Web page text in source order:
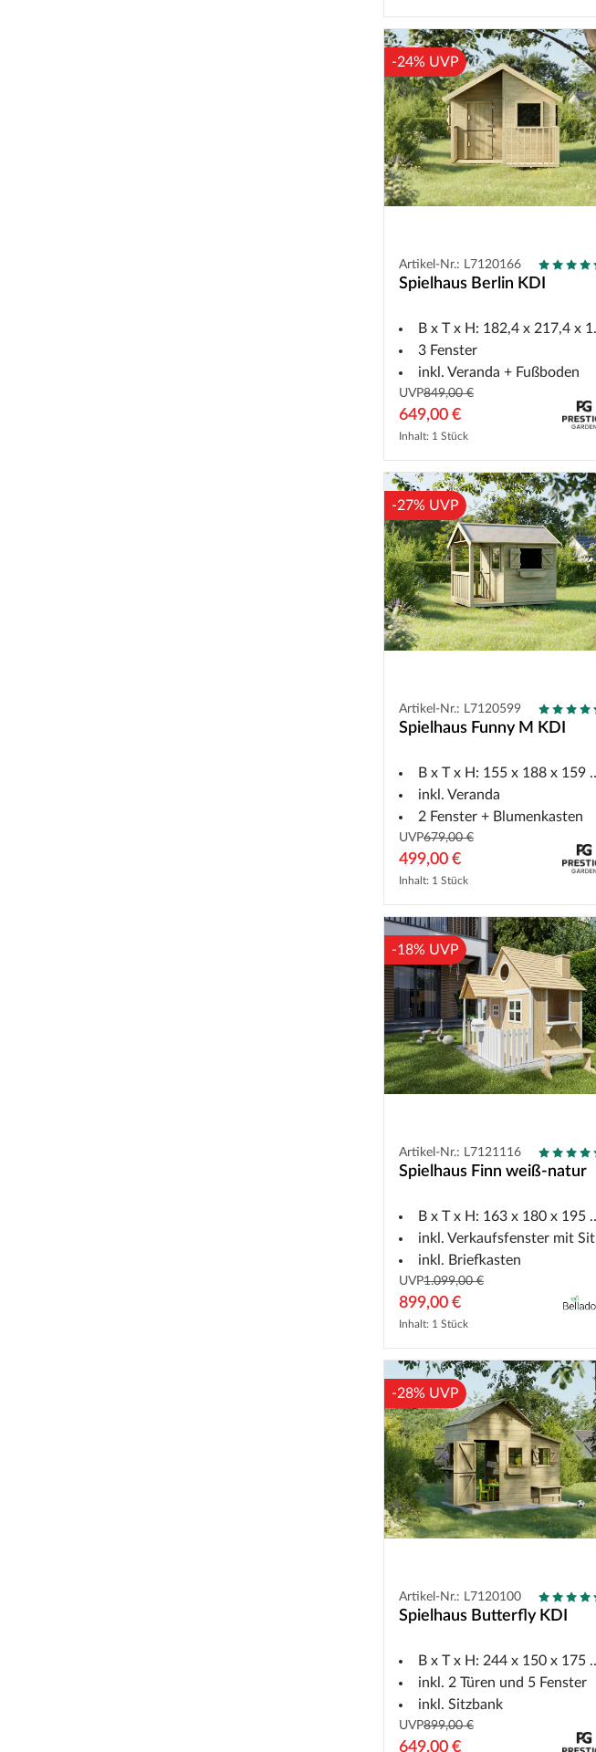
-24% UVP
Artikel-Nr.: L7120166
Spielhaus Berlin KDI
B x T x H: 182,4 x 217,4 x 173,7 cm
3 Fenster
inkl. Veranda + Fußboden
UVP849,00 €
649,00 €
Inhalt: 1 Stück
-27% UVP
Artikel-Nr.: L7120599
Spielhaus Funny M KDI
B x T x H: 155 x 188 x 159 cm
inkl. Veranda
2 Fenster + Blumenkasten
UVP679,00 €
499,00 €
Inhalt: 1 Stück
-18% UVP
Artikel-Nr.: L7121116
Spielhaus Finn weiß-natur
B x T x H: 163 x 180 x 195 cm
inkl. Verkaufsfenster mit Sitzbank
inkl. Briefkasten
UVP1.099,00 €
899,00 €
Inhalt: 1 Stück
-28% UVP
Artikel-Nr.: L7120100
Spielhaus Butterfly KDI
B x T x H: 244 x 150 x 175 cm
inkl. 2 Türen und 5 Fenster
inkl. Sitzbank
UVP899,00 €
649,00 €